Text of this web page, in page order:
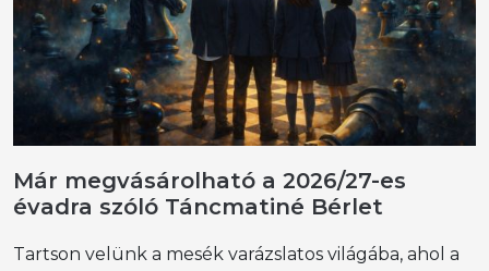
Már megvásárolható a 2026/27-es
évadra szóló Táncmatiné Bérlet
Tartson velünk a mesék varázslatos világába, ahol a